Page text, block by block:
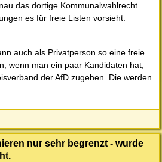
das dortige Kommunalwahlrecht
es für freie Listen vorsieht.
auch als Privatperson so eine freie
wenn man ein paar Kandidaten hat,
der AfD zugehen. Die werden
nur sehr begrenzt - wurde